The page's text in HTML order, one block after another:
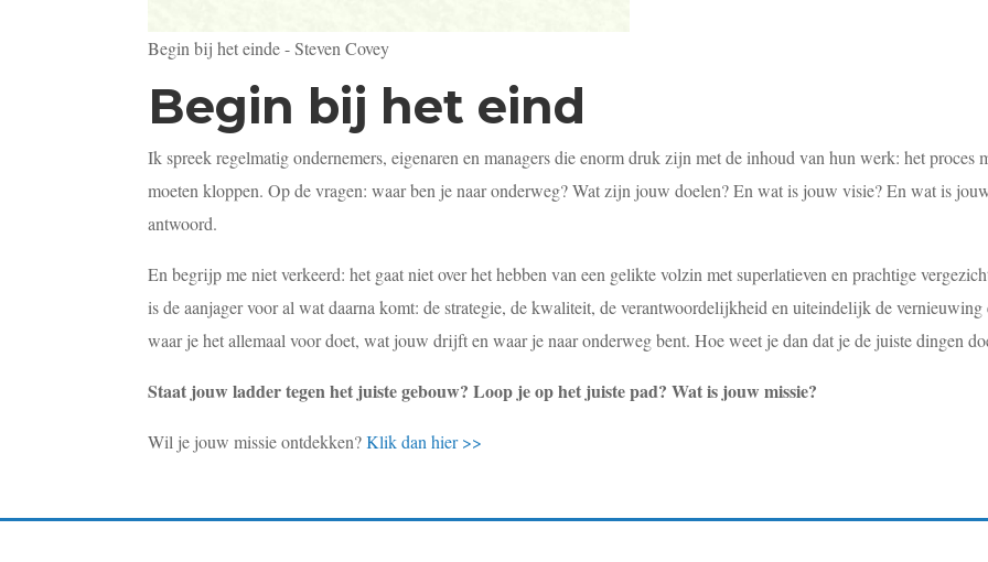
Begin bij het einde - Steven Covey
Begin bij het eind
Ik spreek regelmatig ondernemers, eigenaren en managers die enorm druk zijn met de inhoud van hun werk: het
moeten kloppen. Op de vragen: waar ben je naar onderweg? Wat zijn jouw doelen? En wat is jouw visie? En wat is
antwoord.
En begrijp me niet verkeerd: het gaat niet over het hebben van een gelikte volzin met superlatieven en prachtige
is de aanjager voor al wat daarna komt: de strategie, de kwaliteit, de verantwoordelijkheid en uiteindelijk de
waar je het allemaal voor doet, wat jouw drijft en waar je naar onderweg bent. Hoe weet je dan dat je de juiste dingen
Staat jouw ladder tegen het juiste gebouw? Loop je op het juiste pad? Wat is jouw missie?
Wil je jouw missie ontdekken?Klik dan hier >>